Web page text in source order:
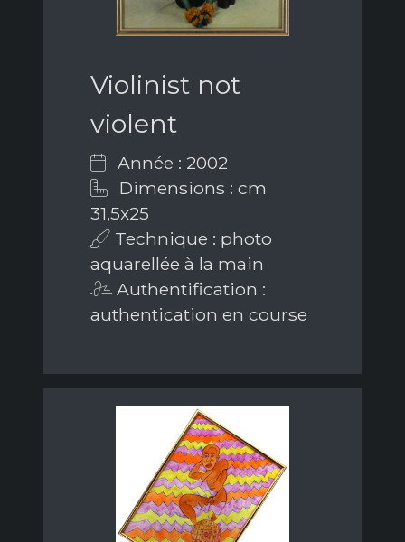
Violinist not
violent
Année : 2002
Dimensions : cm
31,5x25
Technique : photo
aquarellée à la main
Authentification :
authentication en course